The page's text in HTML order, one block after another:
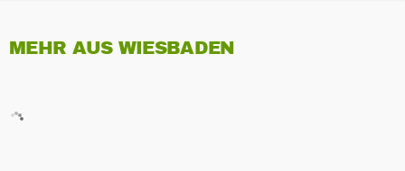
MEHR AUS WIESBADEN